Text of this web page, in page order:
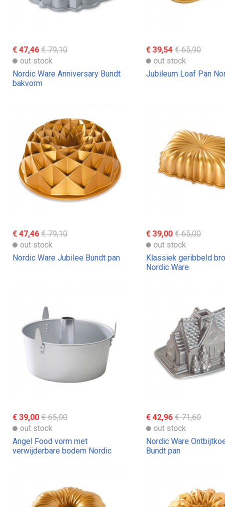
€ 47,46 € 79,10
out stock
Nordic Ware Anniversary Bundt
bakvorm
€ 39,54 € 65,90
out stock
Jubileum Loaf Pan
€ 47,46 € 79,10
out stock
Nordic Ware Jubilee Bundt pan
€ 39,00 € 65,00
out stock
Klassiek geribbeld
Nordic Ware
€ 39,00 € 65,00
out stock
Angel Food vorm met
verwijderbare bodem Nordic
€ 42,96 € 71,60
out stock
Nordic Ware
Bundt pan